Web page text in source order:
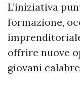
L’iniziativa
formazione,
offrire nuove
giovani